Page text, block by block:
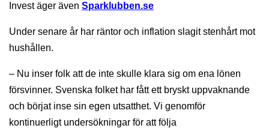
Invest äger ävenSparklubben.se
Under senare år har räntor och inflation slagit stenhårt mot
hushållen.
– Nu inser folk att de inte skulle klara sig om ena lönen
försvinner. Svenska folket har fått ett bryskt uppvaknande
och börjat inse sin egen utsatthet. Vi genomför
kontinuerligt undersökningar för att följa